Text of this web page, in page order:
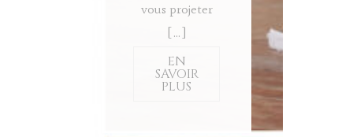
vous projeter
[…]
EN
SAVOIR
PLUS